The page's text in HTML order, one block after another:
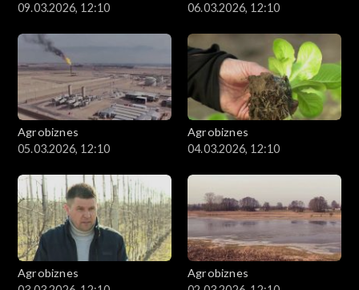
09.03.2026, 12:10
06.03.2026, 12:10
Agrobiznes
05.03.2026, 12:10
Agrobiznes
04.03.2026, 12:10
Agrobiznes
Agrobiznes